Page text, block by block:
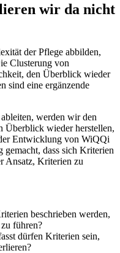
wir da nicht
der Pflege abbilden,
Clusterung von
den Überblick wieder
sind eine ergänzende
werden wir den
Überblick wieder herstellen,
Entwicklung von WiQQi
dass sich Kriterien
Ansatz, Kriterien zu
beschrieben werden,
führen?
dürfen Kriterien sein,